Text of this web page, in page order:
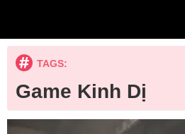
TAGS:
Game Kinh Dị